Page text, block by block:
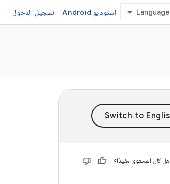
استوديو Android تسجيل الدخول
هل كان المحتوى مفيدًا؟